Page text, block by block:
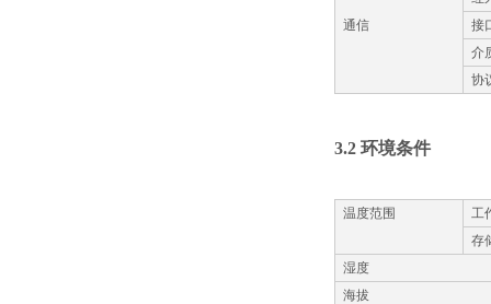
通信
接
介
协
3.2 环境条件
温度范围
工
存
湿度
海拔